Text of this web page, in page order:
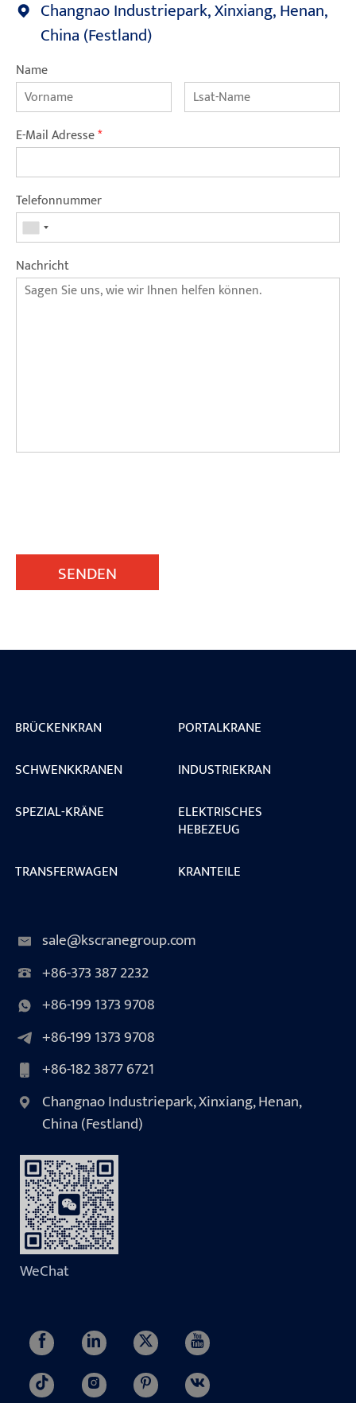
Changnao Industriepark, Xinxiang, Henan,
China (Festland)
Name
E-Mail Adresse*
Telefonnummer
Nachricht
SENDEN
BRÜCKENKRAN
PORTALKRANE
SCHWENKKRANEN
INDUSTRIEKRAN
SPEZIAL-KRÄNE
ELEKTRISCHES
HEBEZEUG
TRANSFERWAGEN
KRANTEILE
sale@kscranegroup.com
+86-373 387 2232
+86-199 1373 9708
+86-199 1373 9708
+86-182 3877 6721
Changnao Industriepark, Xinxiang, Henan,
China (Festland)
WeChat